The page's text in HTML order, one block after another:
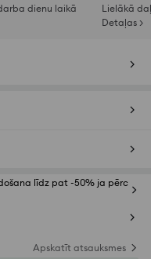
dienu laikā
Lielākā
Detaļas >
līdz pat -50% ja pērc
Apskatīt atsauksmes